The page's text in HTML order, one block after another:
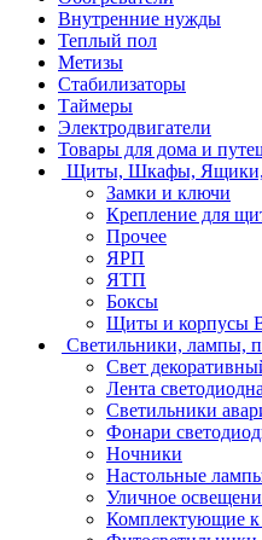
Внутренние нужды
Теплый пол
Метизы
Стабилизаторы
Таймеры
Электродвигатели
Товары для дома и
Щиты, Шкафы, Ящики,
Замки и ключи
Крепление для
Прочее
ЯРП
ЯТП
Боксы
Щиты и корпусы
Светильники, лампы,
Свет
Лента
Светильники
Фонари
Ночники
Настольные
Уличное
Комплектующие к